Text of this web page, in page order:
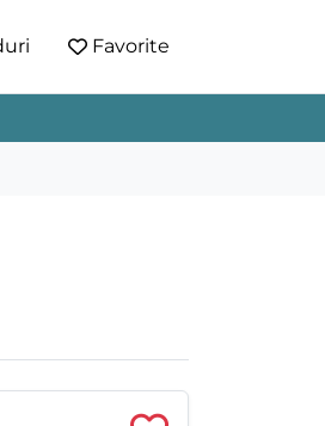
Favorite